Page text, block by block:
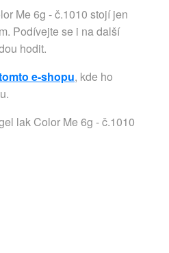
Me 6g - č.1010 stojí jen
Podívejte se i na další
hodit.
e-shopu, kde ho
lak Color Me 6g - č.1010